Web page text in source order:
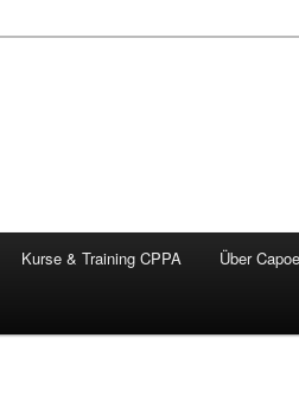
Kurse & Training CPPA Über